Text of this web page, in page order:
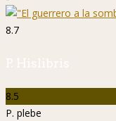
8.7
P. Hislibris
8.5
P. plebe